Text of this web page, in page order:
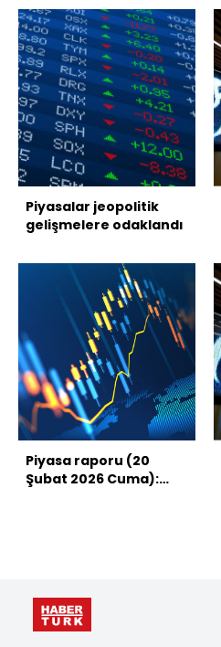
Piyasalar jeopolitik
gelişmelere odaklandı
Piyasa raporu (20
Şubat 2026 Cuma):